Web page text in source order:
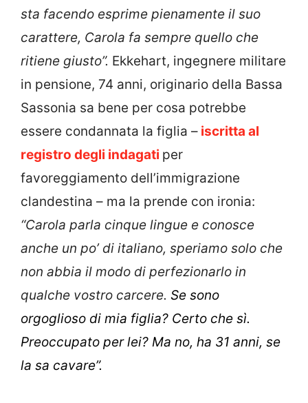
sta facendo esprime pienamente il suo
carattere, Carola fa sempre quello che
ritiene giusto”. Ekkehart, ingegnere militare
in pensione, 74 anni, originario della Bassa
Sassonia sa bene per cosa potrebbe
essere condannata la figlia – iscritta al
registro degli indagati per
favoreggiamento dell’immigrazione
clandestina – ma la prende con ironia:
“Carola parla cinque lingue e conosce
anche un po’ di italiano, speriamo solo che
non abbia il modo di perfezionarlo in
qualche vostro carcere. Se sono
orgoglioso di mia figlia? Certo che sì.
Preoccupato per lei? Ma no, ha 31 anni, se
la sa cavare”.